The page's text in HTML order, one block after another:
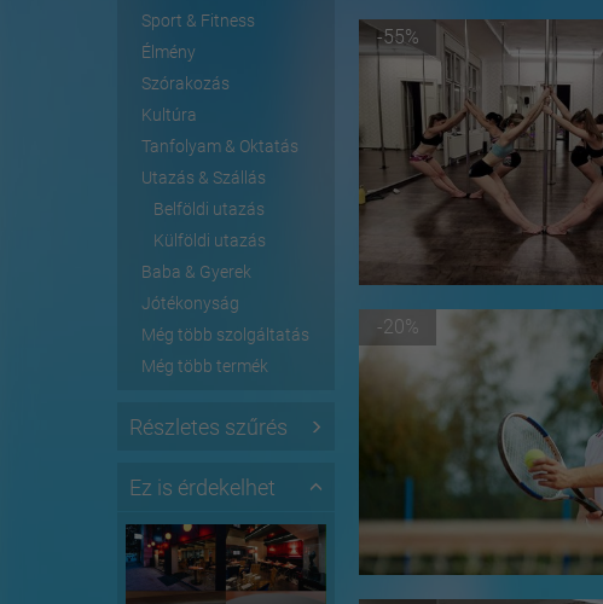
Sport & Fitness
Élmény
Szórakozás
Kultúra
Tanfolyam & Oktatás
Utazás & Szállás
Belföldi utazás
Külföldi utazás
Baba & Gyerek
Jótékonyság
Még több szolgáltatás
Még több termék
Részletes szűrés
Ez is érdekelhet
-55%
-20%